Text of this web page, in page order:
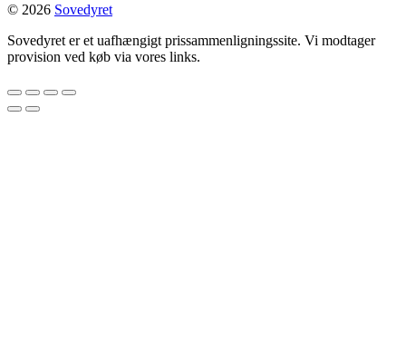
© 2026 Sovedyret
Sovedyret er et uafhængigt prissammenligningssite. Vi modtager
provision ved køb via vores links.